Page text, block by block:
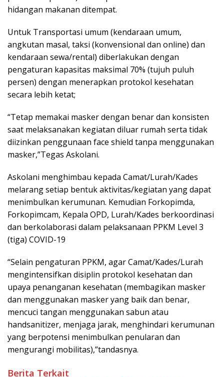
hidangan makanan ditempat.
Untuk Transportasi umum (kendaraan umum,
angkutan masal, taksi (konvensional dan online) dan
kendaraan sewa/rental) diberlakukan dengan
pengaturan kapasitas maksimal 70% (tujuh puluh
persen) dengan menerapkan protokol kesehatan
secara lebih ketat;
“Tetap memakai masker dengan benar dan konsisten
saat melaksanakan kegiatan diluar rumah serta tidak
diizinkan penggunaan face shield tanpa menggunakan
masker,”Tegas Askolani.
Askolani menghimbau kepada Camat/Lurah/Kades
melarang setiap bentuk aktivitas/kegiatan yang dapat
menimbulkan kerumunan. Kemudian Forkopimda,
Forkopimcam, Kepala OPD, Lurah/Kades berkoordinasi
dan berkolaborasi dalam pelaksanaan PPKM Level 3
(tiga) COVID-19
“Selain pengaturan PPKM, agar Camat/Kades/Lurah
mengintensifkan disiplin protokol kesehatan dan
upaya penanganan kesehatan (membagikan masker
dan menggunakan masker yang baik dan benar,
mencuci tangan menggunakan sabun atau
handsanitizer, menjaga jarak, menghindari kerumunan
yang berpotensi menimbulkan penularan dan
mengurangi mobilitas),”tandasnya.
Berita Terkait